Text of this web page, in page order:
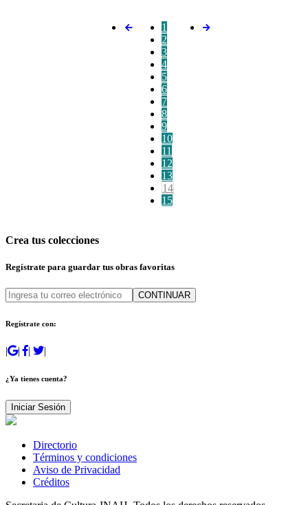
1
2
3
4
5
6
7
8
9
10
11
12
13
14
15
Crea tus colecciones
Regístrate para guardar tus obras favoritas
CONTINUAR
Regístrate con:
| | | |
¿Ya tienes cuenta?
Iniciar Sesión
Directorio
Términos y condiciones
Aviso de Privacidad
Créditos